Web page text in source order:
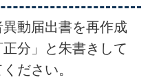
動届出書を再作成
分」と朱書きして
ださい。